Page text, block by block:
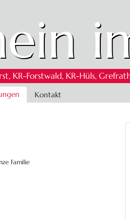
KR-Forstwald, KR-Hüls,
Kontakt
Familie